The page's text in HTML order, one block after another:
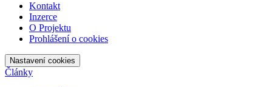
Kontakt
Inzerce
O Projektu
Prohlášení o cookies
Nastavení cookies
Články